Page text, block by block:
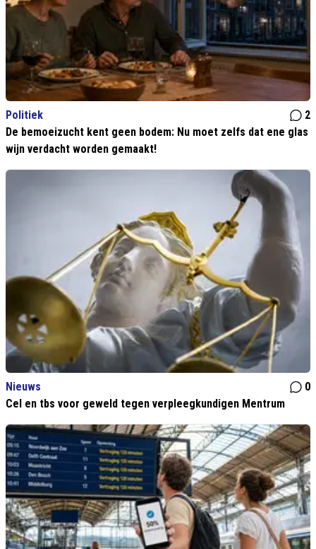
Politiek
2
De bemoeizucht kent geen bodem: Nu moet zelfs dat ene glas
wijn verdacht worden gemaakt!
Nieuws
0
Cel en tbs voor geweld tegen verpleegkundigen Mentrum